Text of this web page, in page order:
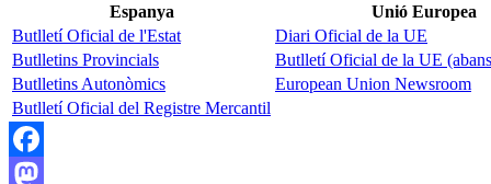
Espanya
Unió Europea
Butlletí Oficial de l'Estat
Diari Oficial de la UE
Butlletins Provincials
Butlletí Oficial de la UE
Butlletins Autonòmics
European Union Newsroom
Butlletí Oficial del Registre Mercantil
Facebook